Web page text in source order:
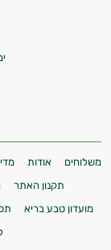
משלוחים אודות
תקנון האתר
מועדון טבע בריא